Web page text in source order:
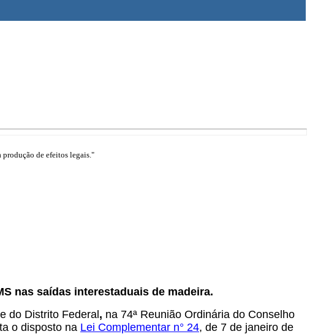
produção de efeitos legais."
nas saídas interestaduais de madeira.
do Distrito Federal , na 74ª Reunião Ordinária do Conselho
o disposto na Lei Complementar n° 24, de 7 de janeiro de